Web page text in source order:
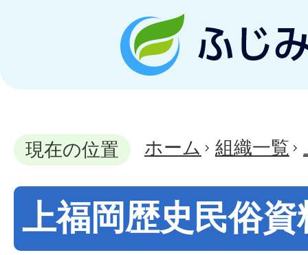
現在の位置 ホーム 組織一覧
上福岡歴史民俗